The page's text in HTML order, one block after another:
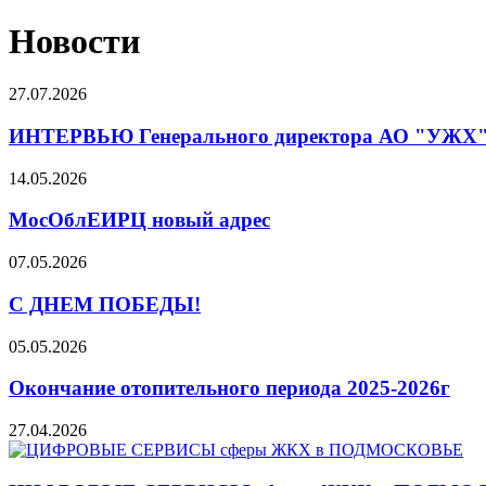
Новости
27.07.2026
ИНТЕРВЬЮ Генерального директора АО
14.05.2026
МосОблЕИРЦ новый адрес
07.05.2026
С ДНЕМ ПОБЕДЫ!
05.05.2026
Окончание отопительного периода 2025-2026г
27.04.2026